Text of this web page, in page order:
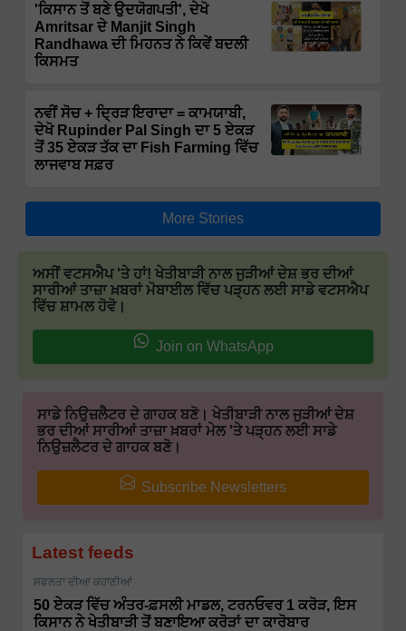
'ਕਿਸਾਨ ਤੋਂ ਬਣੇ ਉਦਯੋਗਪਤੀ', ਦੇਖੋ
Amritsar ਦੇ Manjit Singh
Randhawa ਦੀ ਮਿਹਨਤ ਨੇ ਕਿਵੇਂ ਬਦਲੀ
ਕਿਸਮਤ
ਨਵੀਂ ਸੋਚ + ਦ੍ਰਿੜ ਇਰਾਦਾ = ਕਾਮਯਾਬੀ,
ਦੇਖੋ Rupinder Pal Singh ਦਾ 5 ਏਕੜ
ਤੋਂ 35 ਏਕੜ ਤੱਕ ਦਾ Fish Farming ਵਿੱਚ
ਲਾਜਵਾਬ ਸਫ਼ਰ
More Stories
ਅਸੀਂ ਵਟਸਐਪ 'ਤੇ ਹਾਂ! ਖੇਤੀਬਾੜੀ ਨਾਲ ਜੁੜੀਆਂ ਦੇਸ਼ ਭਰ ਦੀਆਂ
ਸਾਰੀਆਂ ਤਾਜ਼ਾ ਖ਼ਬਰਾਂ ਮੋਬਾਈਲ ਵਿੱਚ ਪੜ੍ਹਨ ਲਈ ਸਾਡੇ ਵਟਸਐਪ
ਵਿੱਚ ਸ਼ਾਮਲ ਹੋਵੋ।
Join on WhatsApp
ਸਾਡੇ ਨਿਉਜ਼ਲੈਟਰ ਦੇ ਗਾਹਕ ਬਣੋ। ਖੇਤੀਬਾੜੀ ਨਾਲ ਜੁੜੀਆਂ ਦੇਸ਼
ਭਰ ਦੀਆਂ ਸਾਰੀਆਂ ਤਾਜ਼ਾ ਖ਼ਬਰਾਂ ਮੇਲ 'ਤੇ ਪੜ੍ਹਨ ਲਈ ਸਾਡੇ
ਨਿਉਜ਼ਲੈਟਰ ਦੇ ਗਾਹਕ ਬਣੋ।
Subscribe Newsletters
Latest feeds
ਸਫਲਤਾ ਦੀਆ ਕਹਾਣੀਆਂ
50 ਏਕੜ ਵਿੱਚ ਅੰਤਰ-ਫ਼ਸਲੀ ਮਾਡਲ, ਟਰਨਓਵਰ 1 ਕਰੋੜ, ਇਸ
ਕਿਸਾਨ ਨੇ ਖੇਤੀਬਾੜੀ ਤੋਂ ਬਣਾਇਆ ਕਰੋੜਾਂ ਦਾ ਕਾਰੋਬਾਰ